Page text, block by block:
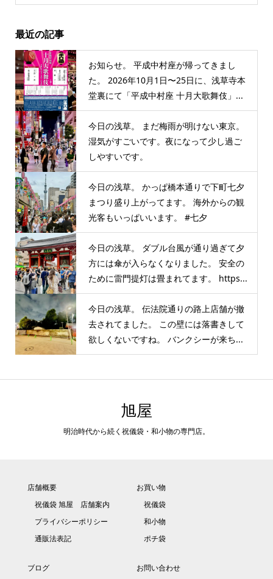
最近の記事
お知らせ。 平成中村座が帰ってきまし
た。 2026年10月1日〜25日に、浅草寺本
堂裏にて「平成中村座 十月大歌舞伎」...
今日の浅草。 まだ梅雨が明けない東京。
湿気がすごいです。夜になって少し過ご
しやすいです。
今日の浅草。 かっぱ橋本通りで下町七夕
まつり盛り上がってます。 海外からの観
光客もいっぱいいます。 #七夕
今日の浅草。 ダブル台風が通り過ぎて夕
方には傘が入らなくなりました。 安全の
ために雷門提灯は畳まれてます。 https...
今日の浅草。 伝法院通りの路上店舗が撤
去されてました。 この壁には落書きして
欲しくないですね。 バンクシーが来ち...
旭屋
明治時代から続く祝儀袋・和小物の専門店。
店舗概要
祝儀袋 旭屋 店舗案内
プライバシーポリシー
通販法表記
お買い物
祝儀袋
和小物
ポチ袋
ブログ
お問い合わせ